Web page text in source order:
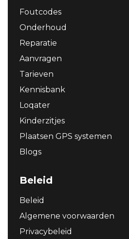
Foutcodes
Onderhoud
Reparatie
Aanvragen
Tarieven
Kennisbank
Loqater
Kinderzitjes
Plaatsen GPS systemen
Blogs
Beleid
Beleid
Algemene voorwaarden
Privacybeleid